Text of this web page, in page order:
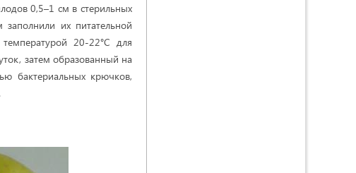
0,5–1 см в стерильных
их питательной
20-22°C для
затем образованный на
бактериальных крючков,